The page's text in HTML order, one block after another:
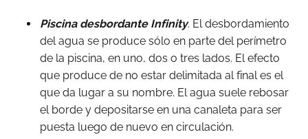
Piscina desbordante Infinity. El desbordamiento
del agua se produce sólo en parte del perímetro
de la piscina, en uno, dos o tres lados. El efecto
que produce de no estar delimitada al final es el
que da lugar a su nombre. El agua suele rebosar
el borde y depositarse en una canaleta para ser
puesta luego de nuevo en circulación.